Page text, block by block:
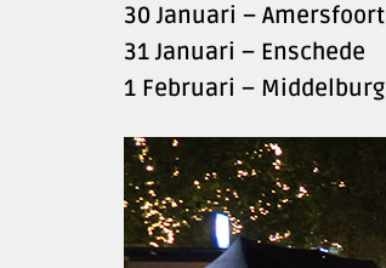
30 Januari – Amersfoort
31 Januari – Enschede
1 Februari – Middelburg